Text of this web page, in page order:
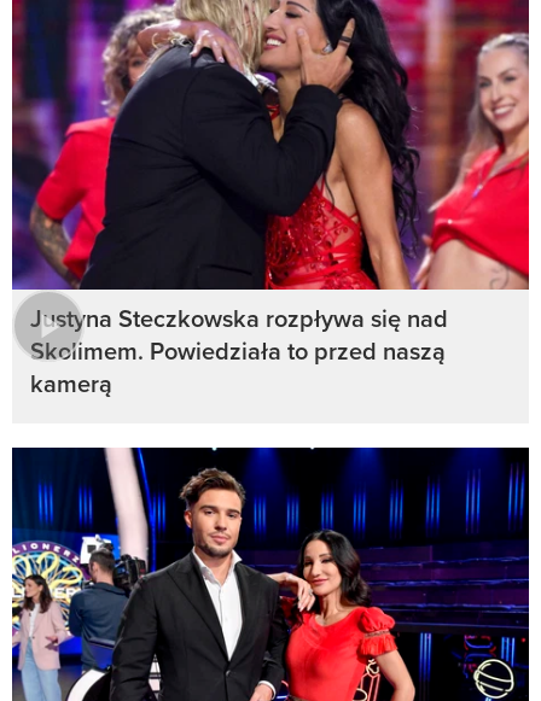
Justyna Steczkowska rozpływa się nad
Skolimem. Powiedziała to przed naszą
kamerą